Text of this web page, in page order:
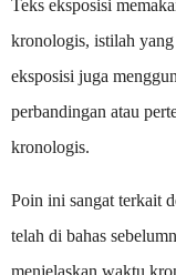
Teks eksposisi
kronologis, istilah
eksposisi juga
perbandingan atau
kronologis.
Poin ini sangat terkait
telah di bahas
menjelaskan waktu